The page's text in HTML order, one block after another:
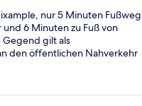
nur 5 Minuten Fußweg
6 Minuten zu Fuß von
Gegend gilt als
den öffentlichen Nahverkehr